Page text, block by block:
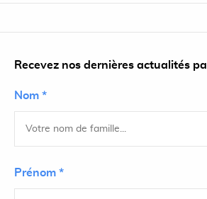
Recevez nos dernières actualités
Nom *
Prénom *